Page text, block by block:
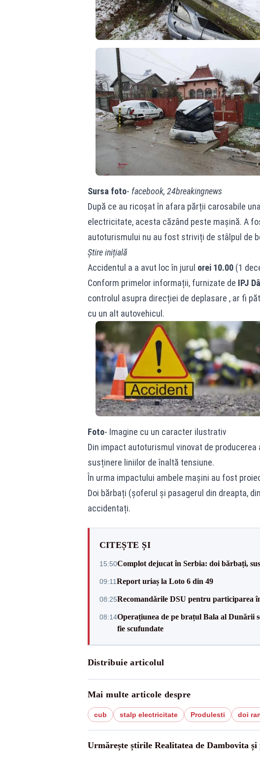
Sursa foto- facebook, 24breakingnews
După ce au ricoșat în afara părții carosabile
electricitate, acesta căzând peste mașină. A
autoturismului nu au fost striviți de stâlpul de
Știre inițială
Accidentul a a avut loc în jurul orei 10.00(1
Conform primelor informații, furnizate de IPJ
controlul asupra direcției de deplasare , ar fi
cu un alt autovehicul.
Foto- Imagine cu un caracter ilustrativ
Din impact autoturismul vinovat de
susținere liniilor de înaltă tensiune.
În urma impactului ambele mașini au fost
Doi bărbați (șoferul și pasagerul din dreapta,
accidentați.
CITEȘTE ȘI
15:50Complot dejucat în Serbia: doi bărbați,
09:11Report uriaș la Loto 6 din 49
08:25Recomandările DSU pentru participarea
08:14Operațiunea de pe brațul Bala al Dunării
fie scufundate
Distribuie articolul
Mai multe articole despre
cub stalp electricitate Produlesti doi
Urmărește știrile Realitatea de Dambovita și